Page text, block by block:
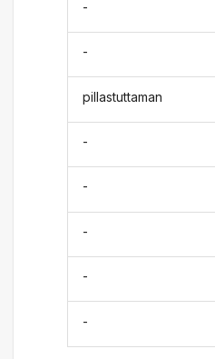
-
-
pillastuttaman
-
-
-
-
-